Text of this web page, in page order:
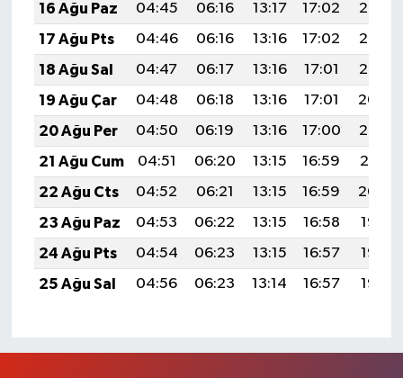
16 Ağu Paz
04:45 06:16 13:17 17:02
20:08
17 Ağu Pts
04:46 06:16 13:16 17:02
20:06
18 Ağu Sal
04:47 06:17 13:16 17:01
20:05
19 Ağu Çar
04:48 06:18 13:16 17:01
20:04
20 Ağu Per
04:50 06:19 13:16 17:00
20:02
21 Ağu Cum
04:51 06:20 13:15 16:59
20:01
22 Ağu Cts
04:52 06:21 13:15 16:59
20:00
23 Ağu Paz
04:53 06:22 13:15 16:58
19:58
24 Ağu Pts
04:54 06:23 13:15 16:57
19:57
25 Ağu Sal
04:56 06:23 13:14 16:57 19:55